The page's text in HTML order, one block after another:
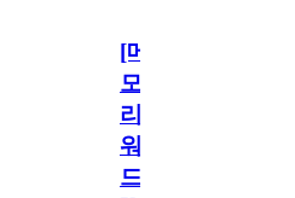
[메
모
리
워
드